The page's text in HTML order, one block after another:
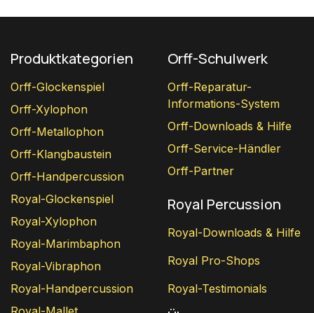
Produktkategorien
Orff-Glockenspiel
Orff-Xylophon
Orff-Metallophon
Orff-Klangbaustein
Orff-Handpercussion
Royal-Glockenspiel
Royal-Xylophon
Royal-Marimbaphon
Royal-Vibraphon
Royal-Handpercussion
Orff-Schulwerk
Orff-Reparatur-
Informations-System
Orff-Downloads & Hilfe
Orff-Service-Händler
Orff-Partner
Royal Percussion
Royal-Downloads & Hilfe
Royal Pro-Shops
Royal-Testimonials